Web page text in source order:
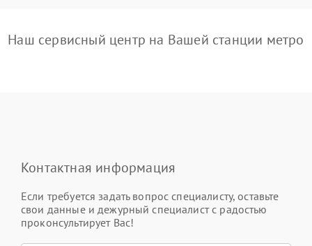
Наш сервисный центр на Вашей станции метро
Контактная информация
Если требуется задать вопрос специалисту, оставьте
свои данные и дежурный специалист с радостью
проконсультирует Вас!